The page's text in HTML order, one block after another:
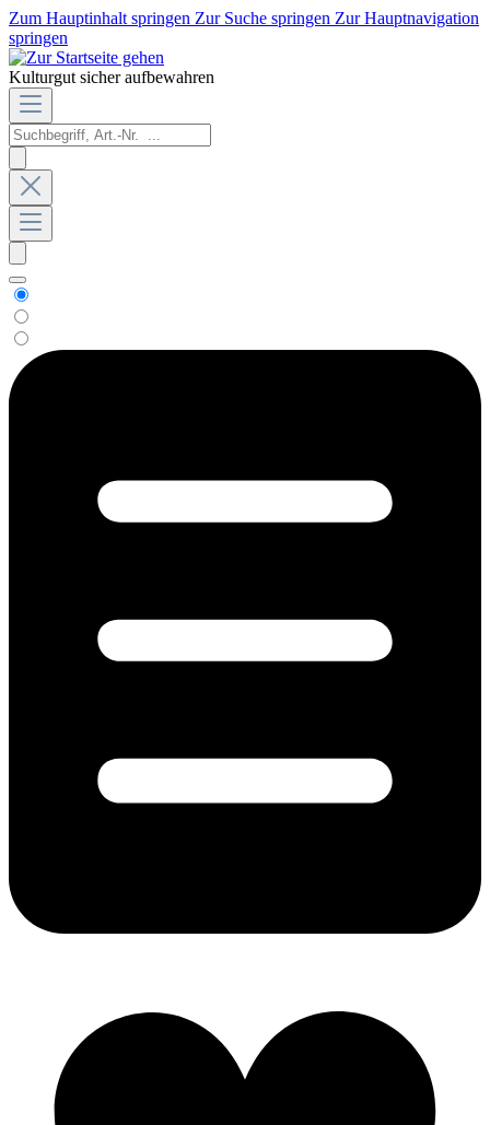
Zum Hauptinhalt springen Zur Suche springen Zur Hauptnavigation
springen
Kulturgut sicher aufbewahren